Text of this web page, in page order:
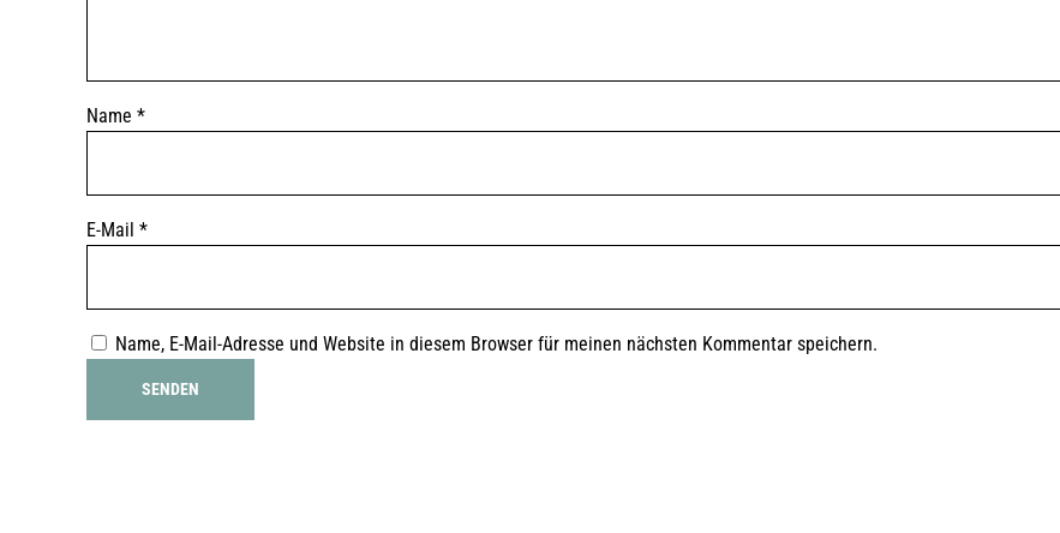
Name *
E-Mail *
Name, E-Mail-Adresse und Website in diesem Browser für meinen nächsten Kommentar speichern.